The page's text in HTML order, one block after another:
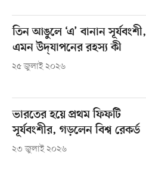
তিন আঙুলে ‘এ’ বানান সূর্যবংশী,
এমন উদ্‌যাপনের রহস্য কী
২৫ জুলাই ২০২৬
ভারতের হয়ে প্রথম ফিফটি
সূর্যবংশীর, গড়লেন বিশ্ব রেকর্ড
২৩ জুলাই ২০২৬